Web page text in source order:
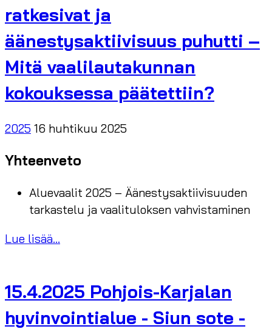
ratkesivat ja
äänestysaktiivisuus puhutti –
Mitä vaalilautakunnan
kokouksessa päätettiin?
2025 16 huhtikuu 2025
Yhteenveto
Aluevaalit 2025 – Äänestysaktiivisuuden
tarkastelu ja vaalituloksen vahvistaminen
Lue lisää...
15.4.2025 Pohjois-Karjalan
hyvinvointialue - Siun sote -